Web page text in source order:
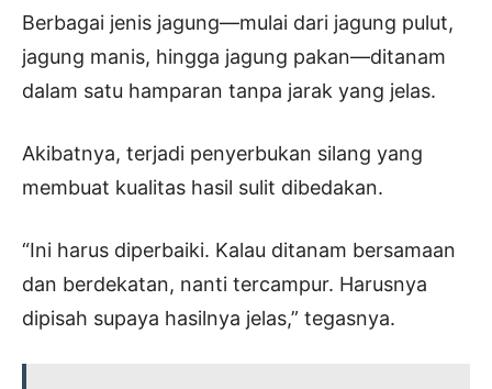
Berbagai jenis jagung—mulai dari jagung pulut,
jagung manis, hingga jagung pakan—ditanam
dalam satu hamparan tanpa jarak yang jelas.
Akibatnya, terjadi penyerbukan silang yang
membuat kualitas hasil sulit dibedakan.
“Ini harus diperbaiki. Kalau ditanam bersamaan
dan berdekatan, nanti tercampur. Harusnya
dipisah supaya hasilnya jelas,” tegasnya.